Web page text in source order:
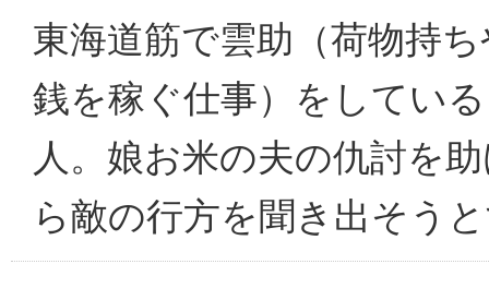
東海道筋で雲助（荷物持
銭を稼ぐ仕事）をしてい
人。娘お米の夫の仇討を
ら敵の行方を聞き出そう